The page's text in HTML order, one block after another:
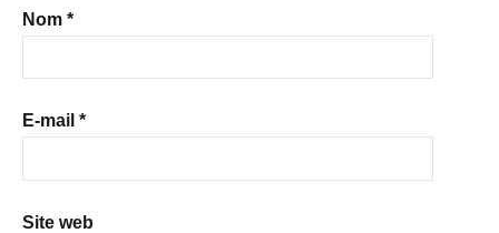
Nom *
E-mail *
Site web